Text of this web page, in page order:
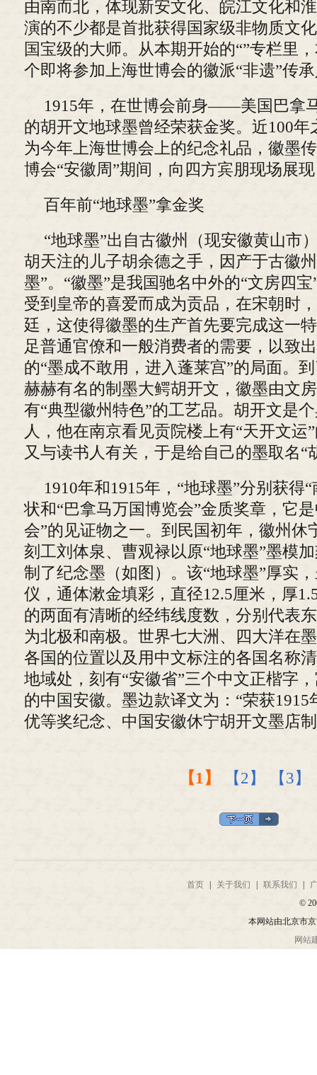
由南而北，体现新安文化、皖江文化和
演的不少都是首批获得国家级非物质文
国宝级的大师。从本期开始的“”专栏里
个即将参加上海世博会的徽派“非遗”传
1915年，在世博会前身——美国巴拿
的胡开文地球墨曾经荣获金奖。近100
为今年上海世博会上的纪念礼品，徽墨
博会“安徽周”期间，向四方宾朋现场展
百年前“地球墨”拿金奖
“地球墨”出自古徽州（现安徽黄山市
胡天注的儿子胡余德之手，因产于古徽
墨”。“徽墨”是我国驰名中外的“文房四
受到皇帝的喜爱而成为贡品，在宋朝时
廷，这使得徽墨的生产首先要完成这一
足普通官僚和一般消费者的需要，以致
的“墨成不敢用，进入蓬莱宫”的局面。
赫赫有名的制墨大鳄胡开文，徽墨由文
有“典型徽州特色”的工艺品。胡开文是
人，他在南京看见贡院楼上有“天开文运
又与读书人有关，于是给自己的墨取名“
1910年和1915年，“地球墨”分别获得
状和“巴拿马万国博览会”金质奖章，它
会”的见证物之一。到民国初年，徽州休
刻工刘体泉、曹观禄以原“地球墨”墨模
制了纪念墨（如图）。该“地球墨”厚实
仪，通体漱金填彩，直径12.5厘米，厚
的两面有清晰的经纬线度数，分别代表
为北极和南极。世界七大洲、四大洋在
各国的位置以及用中文标注的各国名称
地域处，刻有“安徽省”三个中文正楷字
的中国安徽。墨边款译文为：“荣获
优等奖纪念、中国安徽休宁胡开文墨店
【1】 【2】 【3】
首页 关于我们 联系我们
©
本网站由北京市
网站